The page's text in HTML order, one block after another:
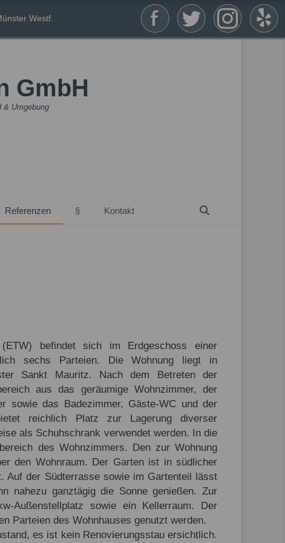
Westf.
GmbH
& Umgebung
Referenzen § Kontakt
befindet sich im Erdgeschoss einer
sechs Parteien. Die Wohnung liegt in
Sankt Mauritz. Nach dem Betreten der
aus das geräumige Wohnzimmer, der
sowie das Badezimmer, Gäste-WC und der
reichlich Platz zur Lagerung diverser
als Schuhschrank verwendet werden. In die
des Wohnzimmers. Den zur Wohnung
den Wohnraum. Der Garten ist in südlicher
Auf der Südterrasse sowie im Gartenteil lässt
nahezu ganztägig die Sonne genießen. Zur
Außenstellplatz sowie ein Kellerraum. Der
Parteien des Wohnhauses genutzt werden.
es ist kein Renovierungsstau ersichtlich.